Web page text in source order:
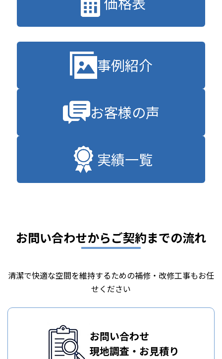
事例紹介
お客様の声
実績一覧
お問い合わせからご契約までの流れ
清潔で快適な空間を維持するための補修・改修工事もお任
せください
お問い合わせ
現地調査・お見積り